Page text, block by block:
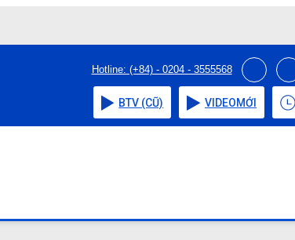
Hotline: (+84) - 0204 - 3555568
BTV (CŨ) VIDEOMỚI